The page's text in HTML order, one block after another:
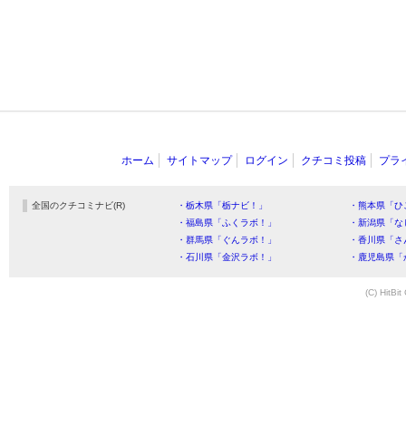
ホーム サイトマップ ログイン クチコミ投稿 プラ
全国のクチコミナビ(R) ・栃木県「栃ナビ！」
・熊本県「
・福島県「ふくラボ！」
・新潟県「
・群馬県「ぐんラボ！」
・香川県「
・石川県「金沢ラボ！」
・鹿児島県
(C) HitBit